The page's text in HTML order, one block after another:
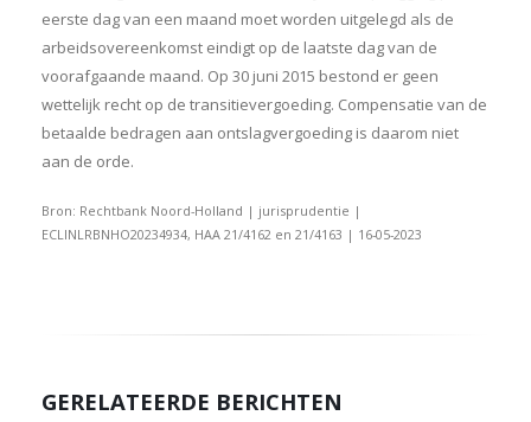
eerste dag van een maand moet worden uitgelegd als de
arbeidsovereenkomst eindigt op de laatste dag van de
voorafgaande maand. Op 30 juni 2015 bestond er geen
wettelijk recht op de transitievergoeding. Compensatie van de
betaalde bedragen aan ontslagvergoeding is daarom niet
aan de orde.
Bron: Rechtbank Noord-Holland | jurisprudentie |
ECLINLRBNHO20234934, HAA 21/4162 en 21/4163 | 16-05-2023
GERELATEERDE BERICHTEN